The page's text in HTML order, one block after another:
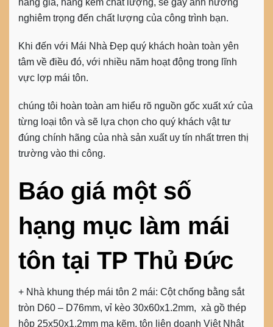
nghiêm trọng đến chất lượng của công trình bạn.
Khi đến với Mái Nhà Đẹp quý khách hoàn toàn yên
tâm về điều đó, với nhiều năm hoạt động trong lĩnh
vực lợp mái tôn.
chúng tôi hoàn toàn am hiểu rõ nguồn gốc xuất xứ của
từng loại tôn và sẽ lựa chọn cho quý khách vật tư
đúng chính hãng của nhà sản xuất uy tín nhất trren thị
trường vào thi công.
Báo giá một số
hạng mục làm mái
tôn tại TP Thủ Đức
+ Nhà khung thép mái tôn 2 mái: Cột chống bằng sắt
tròn D60 – D76mm, vỉ kèo 30x60x1.2mm, xà gồ thép
hộp 25x50x1.2mm mạ kẽm, tôn liên doanh Việt Nhật